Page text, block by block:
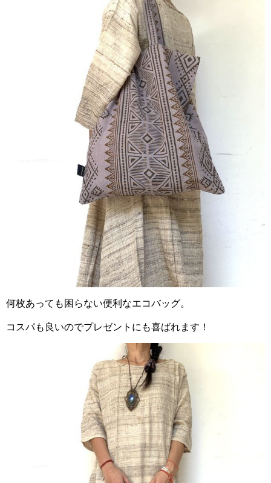
何枚あっても困らない便利なエコバッグ。
コスパも良いのでプレゼントにも喜ばれます！